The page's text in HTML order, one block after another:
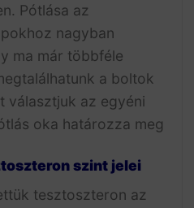
Pótlása az
nagyban
ma már többféle
a boltok
választjuk az egyéni
oka határozza meg
szint jelei
tesztoszteron az